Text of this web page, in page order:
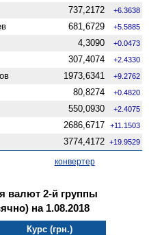
737,2172 +6.3638
681,6729 +5.5885
4,3090 +0.0473
307,4074 +2.4330
1973,6341 +9.2762
80,8274 +0.4820
550,0930 +2.4075
2686,6717 +11.1503
3774,4172 +19.9529
конвертер
валют 2-й группы
на 1.08.2018
Курс (грн.)